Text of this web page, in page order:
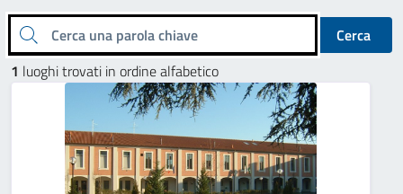
Cerca una parola chiave
Cerca
1 luoghi trovati in ordine alfabetico